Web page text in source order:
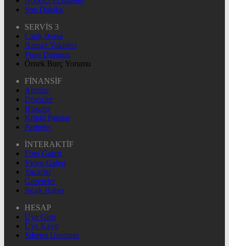
Son Dakika
SERVİS 3
Canlı Borsa
Namaz Vakitleri
Puan Durumu
Örnek Burç Yorumu
FİNANSİF
Altınlar
Dövizler
Hisseler
Kripto Paralar
Pariteler
İNTERAKTİF
Foto Galeri
Video Galeri
Yazarlar
Gazeteler
Sıcak Haber
HESAP
Üye Giriş
Üye Kayıt
Şifremi Unuttum